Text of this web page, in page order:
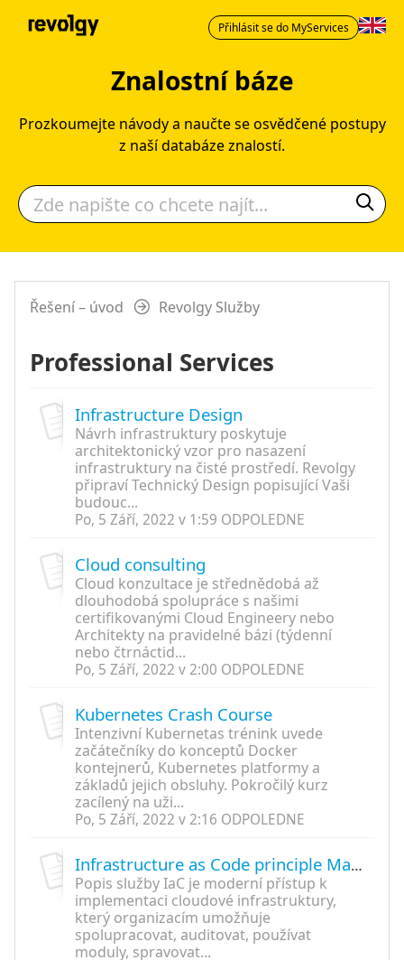
Přihlásit se do MyServices
Znalostní báze
Prozkoumejte návody a naučte se osvědčené postupy
z naší databáze znalostí.
Řešení – úvod Revolgy Služby
Professional Services
Infrastructure Design
Návrh infrastruktury poskytuje
architektonický vzor pro nasazení
infrastruktury na čisté prostředí. Revolgy
připraví Technický Design popisující Vaši
budouc...
Po, 5 Září, 2022 v 1:59 ODPOLEDNE
Cloud consulting
Cloud konzultace je střednědobá až
dlouhodobá spolupráce s našimi
certifikovanými Cloud Engineery nebo
Architekty na pravidelné bázi (týdenní
nebo čtrnáctid...
Po, 5 Září, 2022 v 2:00 ODPOLEDNE
Kubernetes Crash Course
Intenzivní Kubernetas trénink uvede
začátečníky do konceptů Docker
kontejnerů, Kubernetes platformy a
základů jejich obsluhy. Pokročilý kurz
zacílený na uži...
Po, 5 Září, 2022 v 2:16 ODPOLEDNE
Infrastructure as Code principle Maturity
Popis služby IaC je moderní přístup k
implementaci cloudové infrastruktury,
který organizacím umožňuje
spolupracovat, auditovat, používat
moduly, spravovat...